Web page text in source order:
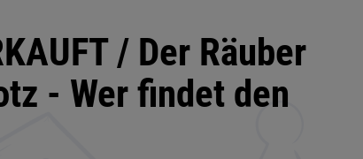
/ Der Räuber
- Wer findet den